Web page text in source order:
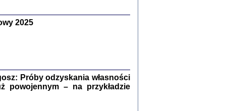
2025
Próby odzyskania własności
powojennym – na przykładzie